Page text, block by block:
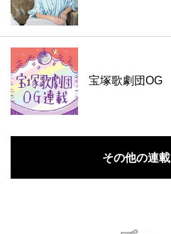
宝塚歌劇団OG
その他の連